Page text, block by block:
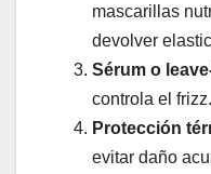
mascarillas
devolver
Sérum o
controla el frizz.
Protección
evitar daño